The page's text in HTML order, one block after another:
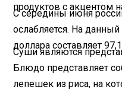
продуктов с акцентом
С середины июня
ослабляется. На
доллара составляет
Суши являются
Блюдо представляет
лепешек из риса, на